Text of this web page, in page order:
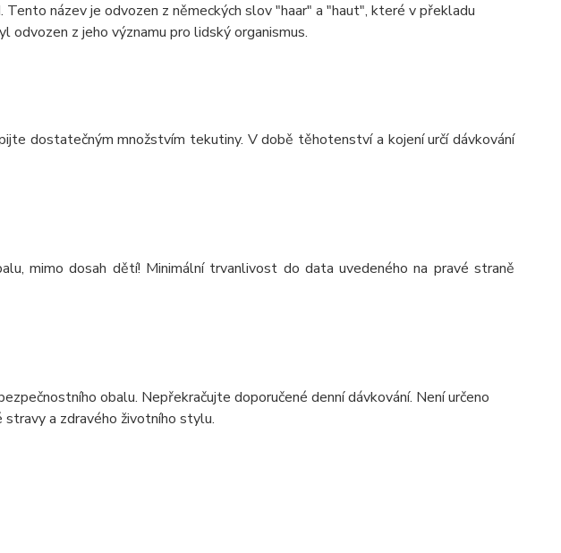
název je odvozen z německých slov "haar" a "haut", které v překladu
odvozen z jeho významu pro lidský organismus.
dostatečným množstvím tekutiny. V době těhotenství a kojení určí dávkování
mimo dosah dětí! Minimální trvanlivost do data uvedeného na pravé straně
obalu. Nepřekračujte doporučené denní dávkování. Není určeno
a zdravého životního stylu.